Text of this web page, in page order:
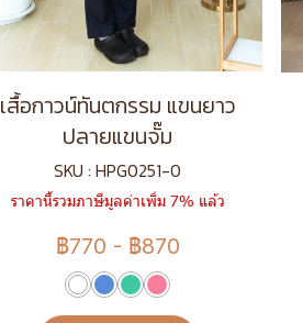
เสื้อกาวน์ทันตกรรม แขนยาว
ปลายแขนจั๊ม
SKU : HPG0251-0
ราคานี้รวมภาษีมูลค่าเพิ่ม 7% แล้ว
฿770 - ฿870